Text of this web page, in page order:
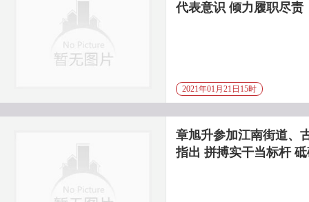
代表意识 倾力履职尽责
2021年01月21日15时
章旭升参加江南街道、
指出 拼搏实干当标杆